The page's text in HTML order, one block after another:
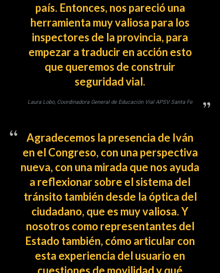
país. Entonces, nos pareció una
herramienta muy valiosa para los
inspectores de la provincia, para
empezar a traducir en acción esto
que queremos de construir
seguridad vial.
Laura Lobo, Coordinadora General de Educación Vial APSV Santa Fe
Agradecemos la presencia de Iván
en el Congreso, con una perspectiva
nueva, con una mirada que nos ayuda
a reflexionar sobre el sistema del
tránsito también desde la óptica del
ciudadano, que es muy valiosa. Y
nosotros como representantes del
Estado también, cómo articular con
esta experiencia del usuario en
cuestiones de movilidad y qué